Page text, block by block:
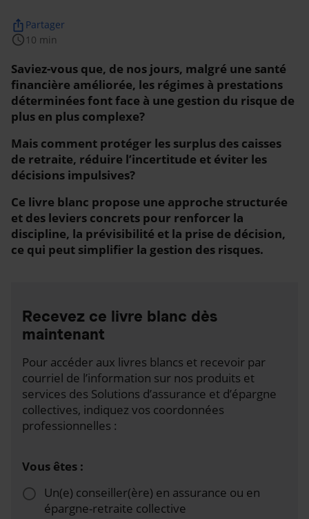
schedule 10 min
ios_share Partager
Saviez-vous que, de nos jours, malgré une santé
financière améliorée, les régimes à prestations
déterminées font face à une gestion du risque de
plus en plus complexe?
Mais comment protéger les surplus des caisses
de retraite, réduire l’incertitude et éviter les
décisions impulsives?
Ce livre blanc propose une approche structurée
et des leviers concrets pour renforcer la
discipline, la prévisibilité et la prise de décision,
ce qui peut simplifier la gestion des risques.
Recevez ce livre blanc dès
maintenant
Pour accéder aux livres blancs et recevoir par
courriel de l’information sur nos produits et
services des Solutions d’assurance et d’épargne
collectives, indiquez vos coordonnées
professionnelles :
Vous êtes :
Un(e) conseiller(ère) en assurance ou en
épargne-retraite collective